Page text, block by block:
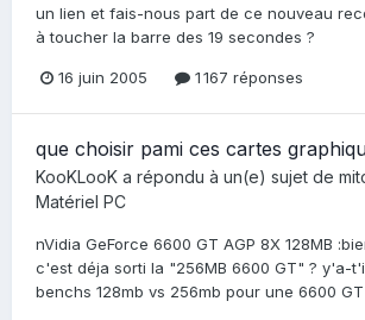
un lien et fais-nous part de ce nouveau
à toucher la barre des 19 secondes ?
16 juin 2005 1 167 réponses
que choisir pami ces cartes
KooKLooK a répondu à un(e) sujet de
Matériel PC
nVidia GeForce 6600 GT AGP 8X 128MB
c'est déja sorti la "256MB 6600 GT" ? y'a-
benchs 128mb vs 256mb pour une 6600 GT